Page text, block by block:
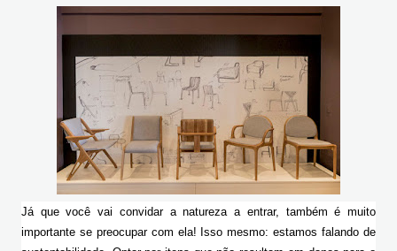
Já que você vai convidar a natureza a entrar, também é muito
importante se preocupar com ela! Isso mesmo: estamos falando de